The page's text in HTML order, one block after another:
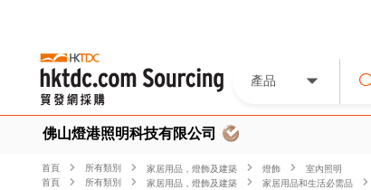
產品
佛山燈港照明科技有限公司
首頁 所有類別 家居用品，燈飾及建築 燈飾
室內照明
首頁
所有類別 家居用品，燈飾及建築 家居用品和生活必需品